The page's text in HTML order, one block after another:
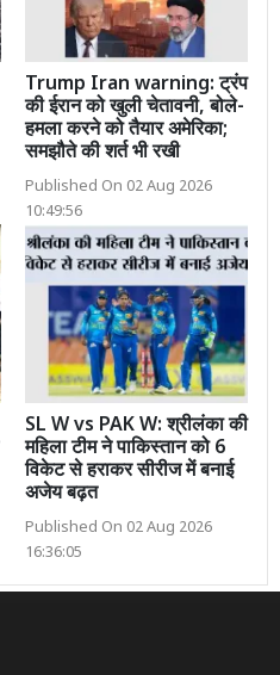
Trump Iran warning: ट्रंप
की ईरान को खुली चेतावनी, बोले-
हमला करने को तैयार अमेरिका;
समझौते की शर्त भी रखी
Published On 02 Aug 2026
10:49:56
SL W vs PAK W: श्रीलंका की
महिला टीम ने पाकिस्तान को 6
विकेट से हराकर सीरीज में बनाई
अजेय बढ़त
Published On 02 Aug 2026
16:36:05